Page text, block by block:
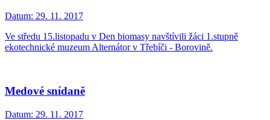
Datum: 29. 11. 2017
Ve středu 15.listopadu v Den biomasy navštívili žáci 1.stupně
ekotechnické muzeum Alternátor v Třebíči - Borovině.
Medové snídaně
Datum: 29. 11. 2017